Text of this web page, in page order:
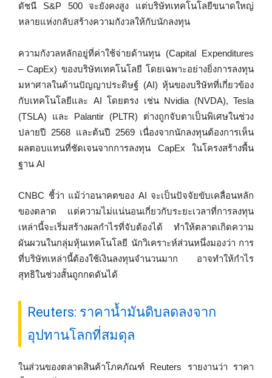
ดัชนี S&P 500 จะยังคงสูง แต่บริษัทเทคโนโลยีขนาดใหญ่
หลายแห่งกลับสร้างความกังวลให้กับนักลงทุน
ความกังวลหลักอยู่ที่ค่าใช้จ่ายด้านทุน (Capital Expenditures
– CapEx) ของบริษัทเทคโนโลยี โดยเฉพาะอย่างยิ่งการลงทุน
มหาศาลในด้านปัญญาประดิษฐ์ (AI) หุ้นของบริษัทที่เกี่ยวข้อง
กับเทคโนโลยีและ AI โดยตรง เช่น Nvidia (NVDA), Tesla
(TSLA) และ Palantir (PLTR) ต่างถูกจับตาเป็นพิเศษในช่วง
ปลายปี 2568 และต้นปี 2569 เนื่องจากนักลงทุนต้องการเห็น
ผลตอบแทนที่ชัดเจนจากการลงทุน CapEx ในโครงสร้างพื้น
ฐาน AI
CNBC ชี้ว่า แม้ว่าอนาคตของ AI จะเป็นปัจจัยขับเคลื่อนหลัก
ของตลาด แต่ความไม่แน่นอนเกี่ยวกับระยะเวลาที่การลงทุน
เหล่านี้จะเริ่มสร้างผลกำไรที่จับต้องได้ ทำให้ตลาดเกิดความ
ผันผวนในกลุ่มหุ้นเทคโนโลยี นักวิเคราะห์ส่วนหนึ่งมองว่า การ
ที่บริษัทเหล่านี้ต้องใช้เงินลงทุนจำนวนมาก อาจทำให้กำไร
สุทธิในช่วงสั้นถูกกดดันได้
Reuters: ราคาน้ำมันดิบลดลงจาก
อุปทานโลกที่สมดุล
ในส่วนของตลาดสินค้าโภคภัณฑ์ Reuters รายงานว่า ราคา